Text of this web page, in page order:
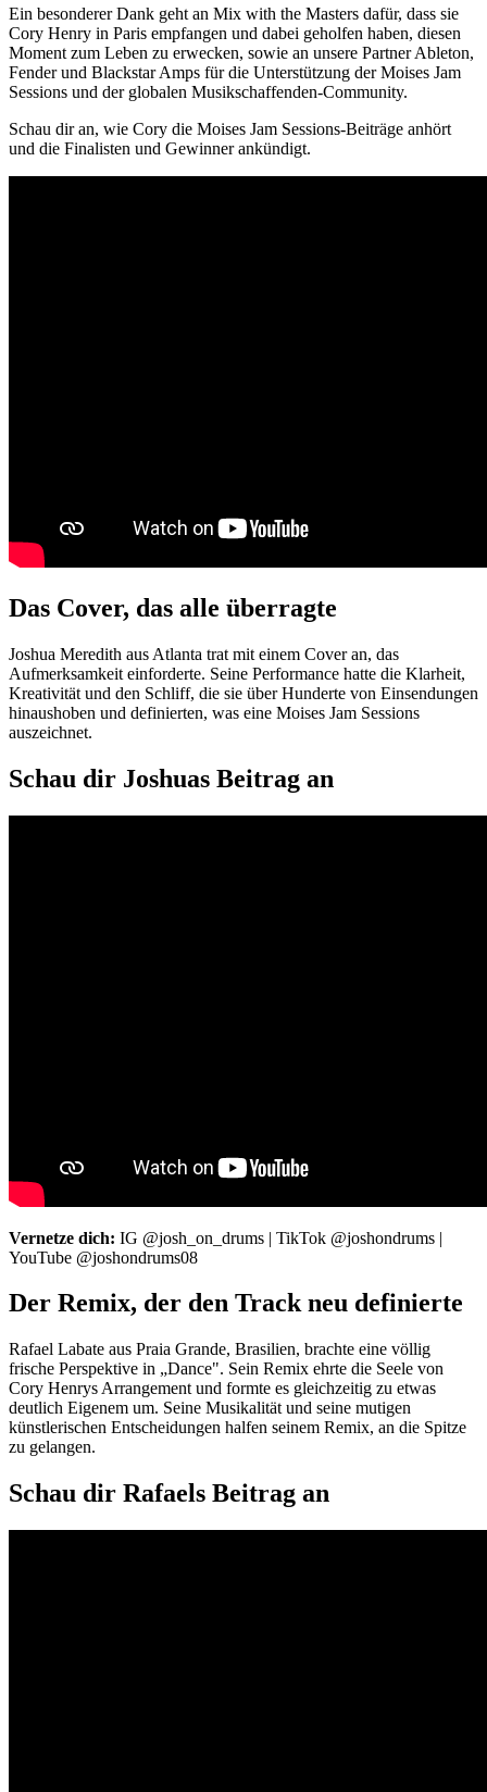
Ein besonderer Dank geht an Mix with the Masters dafür, dass sie
Cory Henry in Paris empfangen und dabei geholfen haben, diesen
Moment zum Leben zu erwecken, sowie an unsere Partner Ableton,
Fender und Blackstar Amps für die Unterstützung der Moises Jam
Sessions und der globalen Musikschaffenden-Community.
Schau dir an, wie Cory die Moises Jam Sessions-Beiträge anhört
und die Finalisten und Gewinner ankündigt.
Das Cover, das alle überragte
Joshua Meredith aus Atlanta trat mit einem Cover an, das
Aufmerksamkeit einforderte. Seine Performance hatte die Klarheit,
Kreativität und den Schliff, die sie über Hunderte von Einsendungen
hinaushoben und definierten, was eine Moises Jam Sessions
auszeichnet.
Schau dir Joshuas Beitrag an
Vernetze dich: IG @josh_on_drums | TikTok @joshondrums |
YouTube @joshondrums08
Der Remix, der den Track neu definierte
Rafael Labate aus Praia Grande, Brasilien, brachte eine völlig
frische Perspektive in „Dance". Sein Remix ehrte die Seele von
Cory Henrys Arrangement und formte es gleichzeitig zu etwas
deutlich Eigenem um. Seine Musikalität und seine mutigen
künstlerischen Entscheidungen halfen seinem Remix, an die Spitze
zu gelangen.
Schau dir Rafaels Beitrag an